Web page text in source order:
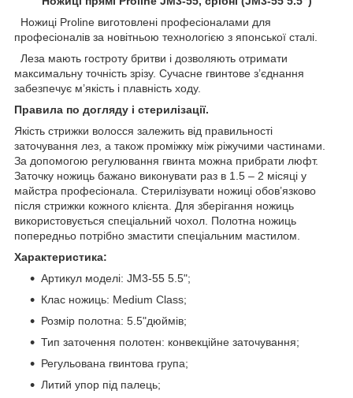
Ножиці Proline виготовлені професіоналами для
професіоналів за новітньою технологією з японської сталі.
Леза мають гостроту бритви і дозволяють отримати
максимальну точність зрізу. Сучасне гвинтове з’єднання
забезпечує м’якість і плавність ходу.
Правила по догляду і стерилізації.
Якість стрижки волосся залежить від правильності
заточування лез, а також проміжку між ріжучими частинами.
За допомогою регулювання гвинта можна прибрати люфт.
Заточку ножиць бажано виконувати раз в 1.5 – 2 місяці у
майстра професіонала. Стерилізувати ножиці обов’язково
після стрижки кожного клієнта. Для зберігання ножиць
використовується спеціальний чохол. Полотна ножиць
попередньо потрібно змастити спеціальним мастилом.
Характеристика:
Артикул моделі: JM3-55 5.5";
Клас ножиць: Medium Class;
Розмір полотна: 5.5"дюймів;
Тип заточення полотен: конвекційне заточування;
Регульована гвинтова група;
Литий упор під палець;